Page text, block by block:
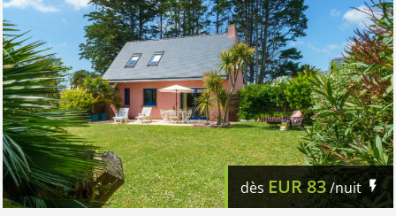
dèsEUR83/nuit